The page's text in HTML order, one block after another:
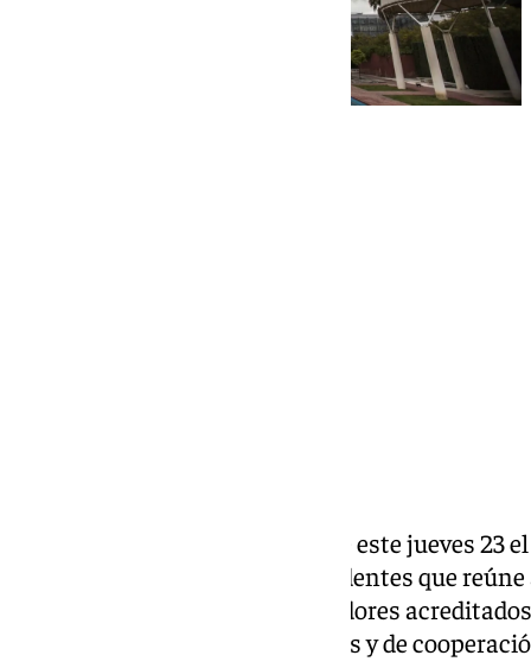
La ciudad de Sevilla acoge desde este jueves
Andalucía, un evento sin precedentes que
centenar de cónsules y embajadores
fortalecer los lazos diplomáticos y de